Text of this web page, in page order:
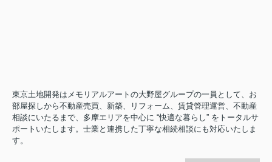
東京土地開発はメモリアルアートの大野屋グループの一員として、お
部屋探しから不動産売買、新築、リフォーム、賃貸管理運営、不動産
相談にいたるまで、多摩エリアを中心に “快適な暮らし” をトータルサ
ポートいたします。士業と連携した丁寧な相続相談にも対応いたしま
す。